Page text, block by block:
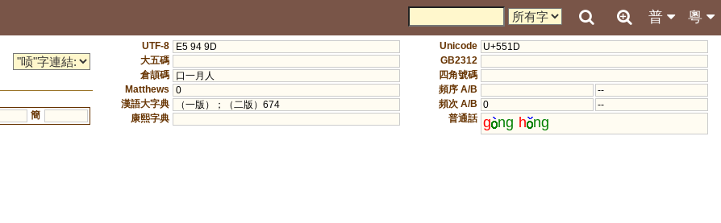
粵
普
簡
UTF-8
E5 94 9D
大五碼
倉頡碼
口一月人
Matthews
0
漢語大字典
（一版）；（二版）674
康熙字典
Unicode U+551D
GB2312
四角號碼
頻序 A/B
--
頻次 A/B 0
--
普通話 g ng h ng